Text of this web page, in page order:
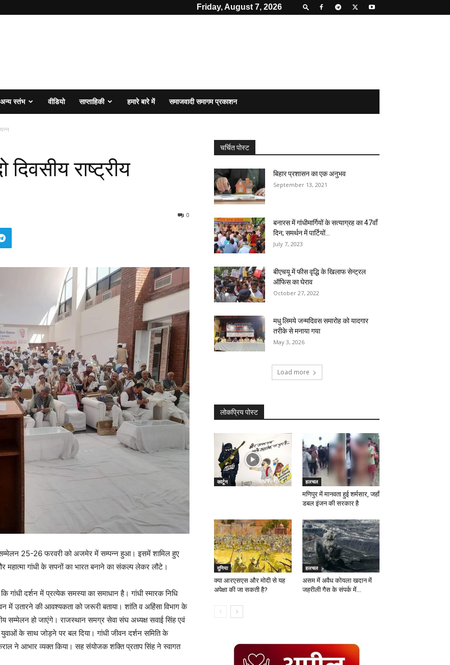
Friday, August 7, 2026
अन्य स्तंभ वीडियो साप्ताहिकी हमारे बारे में समाजवादी समागम प्रकाशन
राष्ट्रीय
0
सम्मेलन 25-26 फरवरी को अजमेर में सम्पन्न हुआ। इसमें शामिल हुए
महात्मा गांधी के सपनों का भारत बनाने का संकल्प लेकर लौटे।
गांधी दर्शन में प्रत्येक समस्या का समाधान है। गांधी स्मारक निधि
में उतारने की आवश्यकता को जरूरी बताया। शांति व अहिंसा विभाग के
सम्मेलन हो जाएंगे। राजस्थान समग्र सेवा संघ अध्यक्ष सवाई सिंह एवं
युवाओं के साथ जोड़ने पर बल दिया। गांधी जीवन दर्शन समिति के
ने आभार व्यक्त किया। सह संयोजक शक्ति प्रताप सिंह ने स्वागत
चर्चित पोस्ट
बिहार प्रशासन का एक अनुभव
September 13, 2021
बनारस में गांधीमार्गियों के सत्याग्रह का 47वॉं
दिन; समर्थन में पार्टियों...
July 7, 2023
बीएचयू में फीस वृद्धि के खिलाफ सेन्ट्रल
ऑफिस का घेराव
October 27, 2022
मधु लिमये जन्मदिवस समारोह को यादगार
तरीके से मनाया गया
May 3, 2026
Load more
लोकप्रिय पोस्ट
कार्टून हलचल
मणिपुर में मानवता हुई शर्मसार, जहाँ
डबल इंजन की सरकार है
दुनिया
क्या आरएसएस और मोदी से यह
अपेक्षा की जा सकती है?
हलचल
असम में अवैध कोयला खदान में
जहरीली गैस के संपर्क में...